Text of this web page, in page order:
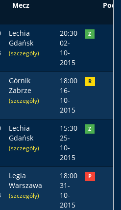
Mecz
Lechia
Gdańsk
(szczegóły)
20:30
02-
10-
2015
Z
Górnik
Zabrze
(szczegóły)
18:00
16-
10-
2015
R
Lechia
Gdańsk
(szczegóły)
15:30
25-
10-
2015
Z
Legia
Warszawa
(szczegóły)
18:00
31-
10-
2015
P